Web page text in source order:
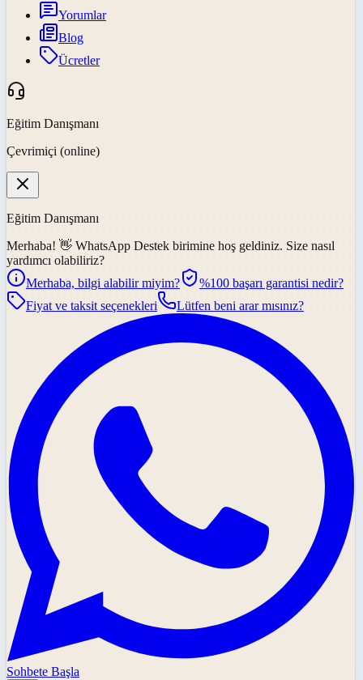
Yorumlar
Blog
Ücretler
Eğitim Danışmanı
Çevrimiçi (online)
Eğitim Danışmanı
Merhaba! 👋 WhatsApp Destek birimine hoş geldiniz. Size nasıl
yardımcı olabiliriz?
Merhaba, bilgi alabilir miyim?
%100 başarı garantisi nedir?
Fiyat ve taksit seçenekleri
Lütfen beni arar mısınız?
Sohbete Başla